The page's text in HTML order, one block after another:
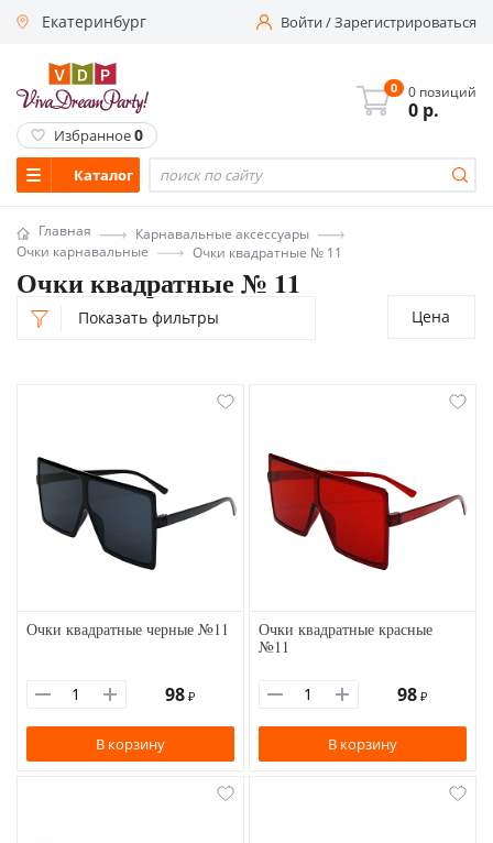
Екатеринбург Войти/Зарегистрироваться
Каталог
0 0 позиций
0 р.
Избранное0
Главная
Карнавальные аксессуары
Очки карнавальные
Очки квадратные № 11
Очки квадратные № 11
Показать фильтры Цена
Очки квадратные черные №11
98 ₽
В корзину
Очки квадратные красные
№11
98 ₽
В корзину